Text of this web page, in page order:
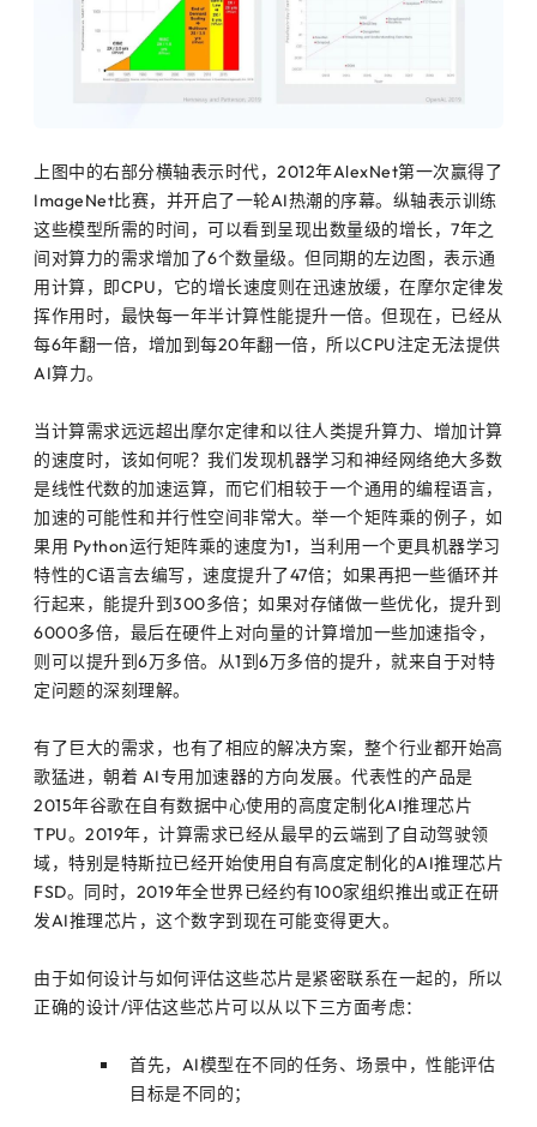
上图中的右部分横轴表示时代，2012年AlexNet第一次赢得了
ImageNet比赛，并开启了一轮AI热潮的序幕。纵轴表示训练
这些模型所需的时间，可以看到呈现出数量级的增长，7年之
间对算力的需求增加了6个数量级。但同期的左边图，表示通
用计算，即CPU，它的增长速度则在迅速放缓，在摩尔定律发
挥作用时，最快每一年半计算性能提升一倍。但现在，已经从
每6年翻一倍，增加到每20年翻一倍，所以CPU注定无法提供
AI算力。
当计算需求远远超出摩尔定律和以往人类提升算力、增加计算
的速度时，该如何呢？我们发现机器学习和神经网络绝大多数
是线性代数的加速运算，而它们相较于一个通用的编程语言，
加速的可能性和并行性空间非常大。举一个矩阵乘的例子，如
果用 Python运行矩阵乘的速度为1，当利用一个更具机器学习
特性的C语言去编写，速度提升了47倍；如果再把一些循环并
行起来，能提升到300多倍；如果对存储做一些优化，提升到
6000多倍，最后在硬件上对向量的计算增加一些加速指令，
则可以提升到6万多倍。从1到6万多倍的提升，就来自于对特
定问题的深刻理解。
有了巨大的需求，也有了相应的解决方案，整个行业都开始高
歌猛进，朝着 AI专用加速器的方向发展。代表性的产品是
2015年谷歌在自有数据中心使用的高度定制化AI推理芯片
TPU。2019年，计算需求已经从最早的云端到了自动驾驶领
域，特别是特斯拉已经开始使用自有高度定制化的AI推理芯片
FSD。同时，2019年全世界已经约有100家组织推出或正在研
发AI推理芯片，这个数字到现在可能变得更大。
由于如何设计与如何评估这些芯片是紧密联系在一起的，所以
正确的设计/评估这些芯片可以从以下三方面考虑：
首先，AI模型在不同的任务、场景中，性能评估
目标是不同的；